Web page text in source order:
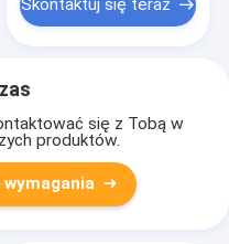
Skontaktuj się teraz
się z Tobą w
produktów.